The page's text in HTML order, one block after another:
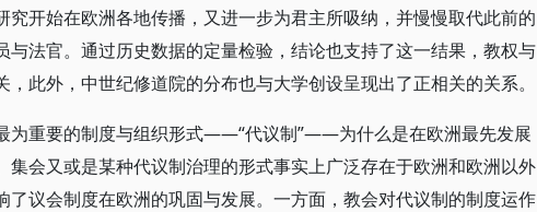
究开始在欧洲各地传播，又进一步为君主所吸纳，并慢慢取代此前的
与法官。通过历史数据的定量检验，结论也支持了这一结果，教权与
此外，中世纪修道院的分布也与大学创设呈现出了正相关的关系。
为重要的制度与组织形式——“代议制”——为什么是在欧洲最先发展
集会又或是某种代议制治理的形式事实上广泛存在于欧洲和欧洲以外
了议会制度在欧洲的巩固与发展。一方面，教会对代议制的制度运作